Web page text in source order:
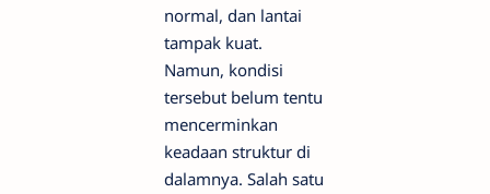
normal, dan lantai
tampak kuat.
Namun, kondisi
tersebut belum tentu
mencerminkan
keadaan struktur di
dalamnya. Salah satu